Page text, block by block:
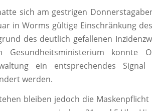
sich am gestrigen
in Worms gültige Einschränkung
des deutlich gefallenen
Gesundheitsministerium konnte
ein entsprechendes
werden.
bleiben jedoch die